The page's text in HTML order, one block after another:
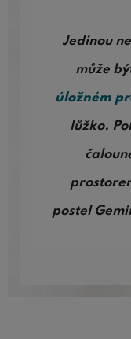
Jedinou
může
úložném
lůžko.
postel